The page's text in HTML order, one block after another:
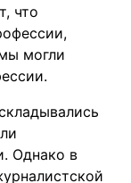
что
могли
Однако в